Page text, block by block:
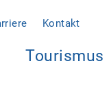
Kontakt
Tourismus